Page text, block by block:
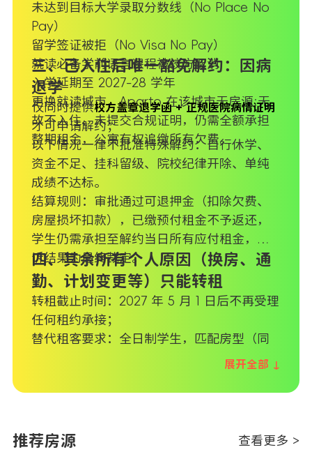
未达到目标大学录取分数线（No Place No
Pay）
留学签证被拒（No Visa No Pay）
就读必备学前语言课程被校方取消
入学延期至 2027-28 学年
更换就读城市，Aparto 在该城市无房源:无
故不入住、未提交合规证明，仍需全额承担
整期租金，公寓有权追缴所有欠费。
三、已入住后唯一豁免解约：因病
退学
仅同时提供校方盖章退学函 + 正规医院病情证明
才可申请解约；
以下情况一律不批准特殊解约：自行休学、
资金不足、挂科留级、院校纪律开除、单纯
成绩不达标。
结算规则：审批通过可退押金（扣除欠费、
房屋损坏扣款），已缴预付租金不予返还，
学生仍需承担至解约当日所有应付租金，申
诉结果为最终裁定。
四、其余所有个人原因（换房、通
勤、计划变更等）只能转租
转租截止时间：2027 年 5 月 1 日后不再受理
任何租约承接；
替代租客要求：全日制学生，匹配房型（同
性公寓需同性别），不能是 Apart 现有住户
固定费用：200 英镑行政手续费，不予退
租金责任：新租客完成签约、走完自身冷静
期并正式入住前，原租客持续全额付租；全
展开全部 ↓
推荐房源 查看更多 >